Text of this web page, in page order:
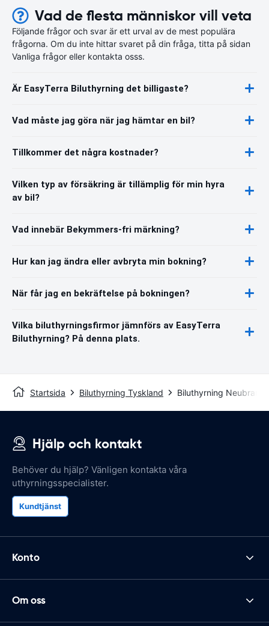
Vad de flesta människor vill veta
Följande frågor och svar är ett urval av de mest populära
frågorna. Om du inte hittar svaret på din fråga, titta på sidan
Vanliga frågor eller kontakta osss.
Är EasyTerra Biluthyrning det billigaste?
Vad måste jag göra när jag hämtar en bil?
Tillkommer det några kostnader?
Vilken typ av försäkring är tillämplig för min hyra
av bil?
Vad innebär Bekymmers-fri märkning?
Hur kan jag ändra eller avbryta min bokning?
När får jag en bekräftelse på bokningen?
Vilka biluthyrningsfirmor jämnförs av EasyTerra
Biluthyrning? På denna plats.
Startsida Biluthyrning Tyskland Biluthyrning
Hjälp och kontakt
Behöver du hjälp? Vänligen kontakta våra
uthyrningsspecialister.
Kundtjänst
Konto
Om oss